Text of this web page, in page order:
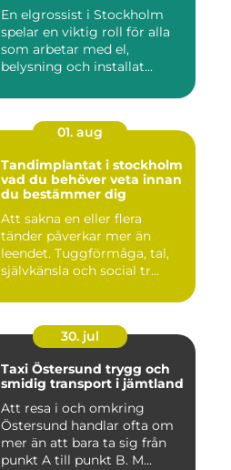
En elgrossist i Stockholm
spelar en viktig roll för alla
som arbetar med el,
belysning och installat...
01. aug
Tandimplantat i stockholm
vad du behöver veta innan
du bestämmer dig
Att sakna en eller flera
tänder påverkar mer än
leendet. Tuggförmåga, tal,
självkänsla och social tr...
30. jul
Taxi Östersund trygg och
smidig transport i jämtland
Att resa i och omkring
Östersund handlar ofta om
mer än att bara ta sig från
punkt A till punkt B. M...